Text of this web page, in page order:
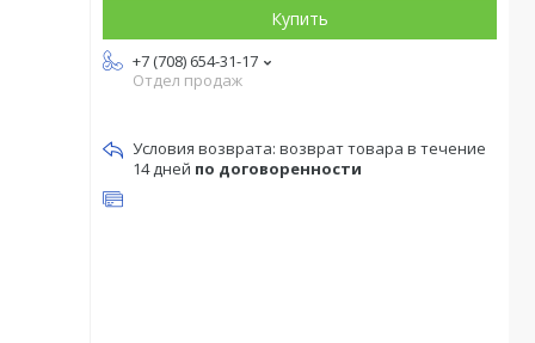
Купить
+7 (708) 654-31-17
Отдел продаж
возврат товара в течение
14 дней по договоренности